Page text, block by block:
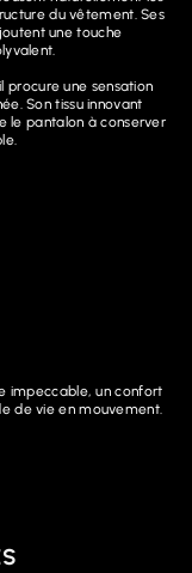
du vêtement. Ses
une touche
procure une sensation
Son tissu innovant
le pantalon à conserver
impeccable, un confort
de vie en mouvement.